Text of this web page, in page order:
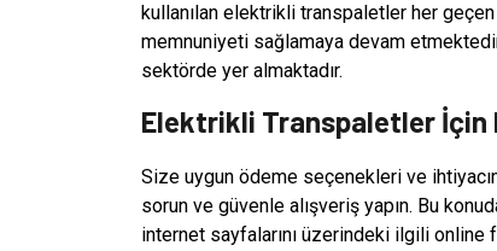
kullanılan elektrikli transpaletler her geçen
memnuniyeti sağlamaya devam
sektörde yer almaktadır.
Elektrikli Transpaletler İçin
Size uygun ödeme seçenekleri ve
sorun ve güvenle alışveriş yapın. Bu
internet sayfalarını üzerindeki ilgili